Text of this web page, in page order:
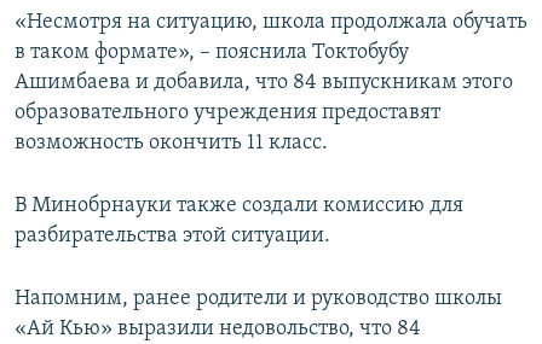
«Несмотря на ситуацию, школа продолжала обучать
в таком формате», – пояснила Токтобубу
Ашимбаева и добавила, что 84 выпускникам этого
образовательного учреждения предоставят
возможность окончить 11 класс.
В Минобрнауки также создали комиссию для
разбирательства этой ситуации.
Напомним, ранее родители и руководство школы
«Ай Кью» выразили недовольство, что 84